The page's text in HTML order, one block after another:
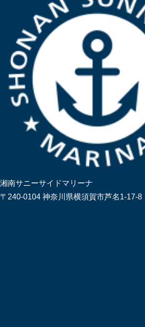
湘南サニーサイドマリーナ
〒240-0104 神奈川県横須賀市芦名1-17-8